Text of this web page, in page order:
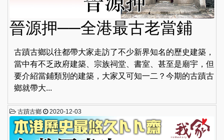
晉源押──全港最古老當鋪
古蹟古鄉以往都帶大家走訪了不少新界知名的歷史建築，
當中有不乏政府建築、宗族祠堂、書室、甚至是廟宇，但
要介紹當鋪類別的建築，大家又可知一二？今期的古蹟古
鄉就帶大...
古蹟古鄉 2020-12-03